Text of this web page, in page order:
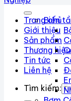
Trang chủ
Giới thiệu
Sản phẩm
Thương hiệu
Tin tức
Liên hệ
Tìm kiếm:
Biến